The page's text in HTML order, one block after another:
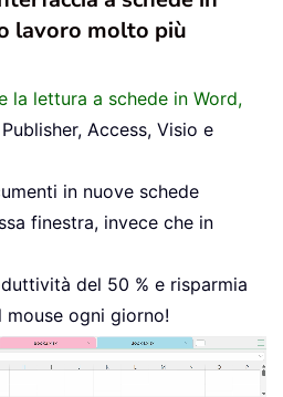
lavoro molto più
la lettura a schede in Word,
Access, Visio e
in nuove schede
finestra, invece che in
del 50 % e risparmia
ogni giorno!